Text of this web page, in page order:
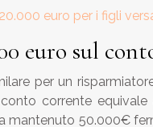
euro per i figli
euro sul
per un
corrente equivale
mantenuto 50.000€